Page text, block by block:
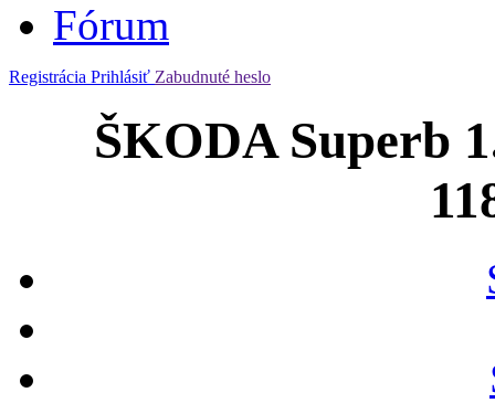
Fórum
Registrácia Prihlásiť Zabudnuté heslo
ŠKODA Superb